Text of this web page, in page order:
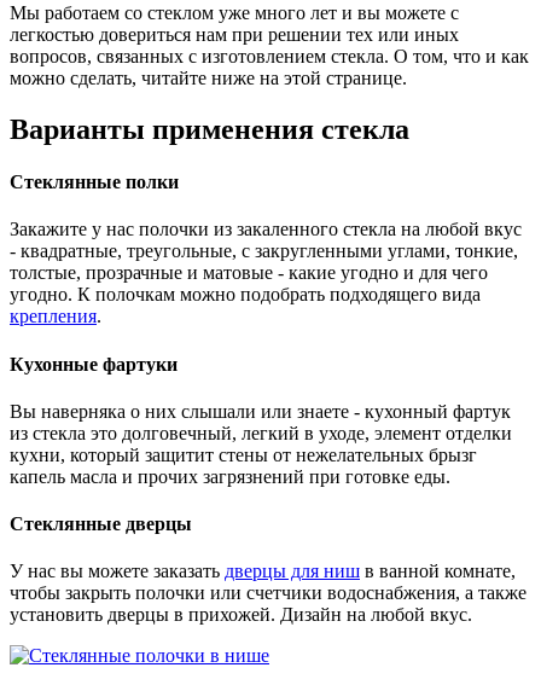
Мы работаем со стеклом уже много лет и вы можете с
легкостью довериться нам при решении тех или иных
вопросов, связанных с изготовлением стекла. О том, что и как
можно сделать, читайте ниже на этой странице.
Варианты применения стекла
Стеклянные полки
Закажите у нас полочки из закаленного стекла на любой вкус
- квадратные, треугольные, с закругленными углами, тонкие,
толстые, прозрачные и матовые - какие угодно и для чего
угодно. К полочкам можно подобрать подходящего вида
крепления.
Кухонные фартуки
Вы наверняка о них слышали или знаете - кухонный фартук
из стекла это долговечный, легкий в уходе, элемент отделки
кухни, который защитит стены от нежелательных брызг
капель масла и прочих загрязнений при готовке еды.
Стеклянные дверцы
У нас вы можете заказать дверцы для ниш в ванной комнате,
чтобы закрыть полочки или счетчики водоснабжения, а также
установить дверцы в прихожей. Дизайн на любой вкус.